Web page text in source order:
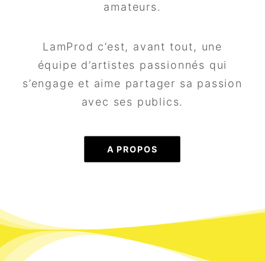
amateurs.
LamProd c’est, avant tout, une
équipe d’artistes passionnés qui
s’engage et aime partager sa passion
avec ses publics.
A PROPOS